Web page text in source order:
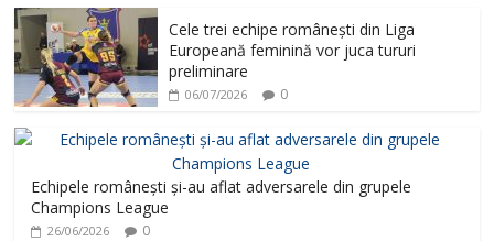
Cele trei echipe românești din Liga
Europeană feminină vor juca tururi
preliminare
06/07/2026 0
Echipele românești și-au aflat adversarele din grupele
Champions League
26/06/2026 0